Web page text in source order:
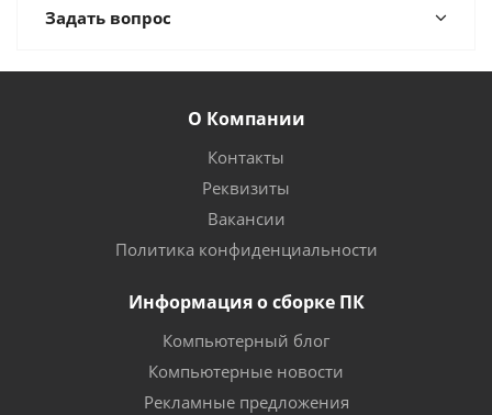
Задать вопрос
О Компании
Контакты
Реквизиты
Вакансии
Политика конфиденциальности
Информация о сборке ПК
Компьютерный блог
Компьютерные новости
Рекламные предложения